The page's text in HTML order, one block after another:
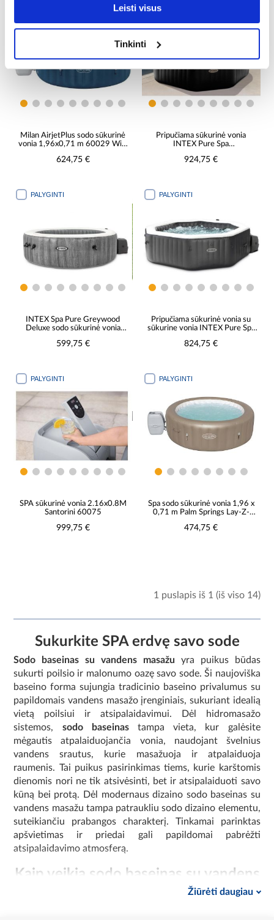
Leisti visus
Tinkinti
Milan AirjetPlus sodo sūkurinė
vonia 1,96x0,71 m 60029 WiFi
624,75 €
PALYGINTI
Pripučiama sūkurinė vonia
INTEX Pure Spa
924,75 €
PALYGINTI
INTEX Spa Pure Greywood
Deluxe sodo sūkurinė vonia
599,75 €
PALYGINTI
Pripučiama sūkurinė vonia su
sūkurine vonia INTEX Pure Spa
824,75 €
PALYGINTI
SPA sūkurinė vonia 2.16x0.8M
Santorini 60075
999,75 €
PALYGINTI
Spa sodo sūkurinė vonia 1,96 x
0,71 m Palm Springs Lay-Z-
474,75 €
1 puslapis iš 1 (iš viso 14)
Sukurkite SPA erdvę savo sode
Sodo baseinas su vandens masažu yra puikus būdas
sukurti poilsio ir malonumo oazę savo sode. Ši naujoviška
baseino forma sujungia tradicinio baseino privalumus su
papildomais vandens masažo įrenginiais, sukuriant idealią
vietą poilsiui ir atsipalaidavimui. Dėl hidromasažo
sistemos, sodo baseinastampa vieta, kur galėsite
mėgautis atpalaiduojančia vonia, naudojant švelnius
vandens srautus, kurie masažuoja ir atpalaiduoja
raumenis. Tai puikus pasirinkimas tiems, kurie karštomis
dienomis nori ne tik atsivėsinti, bet ir atsipalaiduoti savo
kūną bei protą. Dėl modernaus dizaino sodo baseinas su
vandens masažu tampa patraukliu sodo dizaino elementu,
suteikiančiu prabangos charakterį. Tinkamai parinktas
apšvietimas ir priedai gali papildomai pabrėžti
atsipalaidavimo atmosferą.
Kaip veikia sodo baseinas su vandens
Žiūrėti daugiau